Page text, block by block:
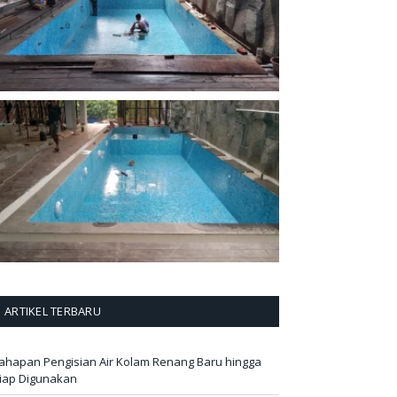
ARTIKEL TERBARU
Pengisian Air Kolam Renang Baru hingga
Digunakan